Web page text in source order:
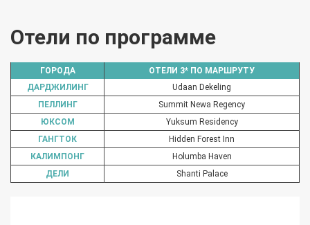
Отели по программе
ГОРОДА
ОТЕЛИ 3* ПО МАРШРУТУ
ДАРДЖИЛИНГ
Udaan Dekeling
ПЕЛЛИНГ
Summit Newa Regency
ЮКСОМ
Yuksum Residency
ГАНГТОК
Hidden Forest Inn
КАЛИМПОНГ
Holumba Haven
ДЕЛИ
Shanti Palace